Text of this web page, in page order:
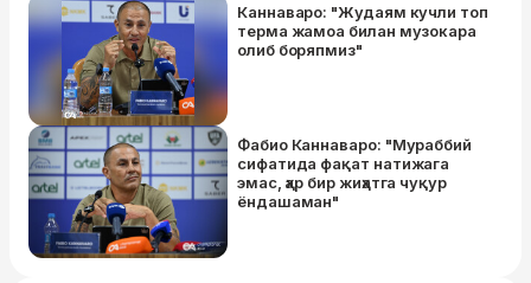
Каннаваро: "Жудаям кучли топ
терма жамоа билан музокара
олиб боряпмиз"
Фабио Каннаваро: "Мураббий
сифатида фақат натижага
эмас, ҳар бир жиҳатга чуқур
ёндашаман"